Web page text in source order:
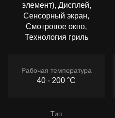
элемент), Дисплей,
Сенсорный экран,
Смотровое окно,
Технология гриль
Рабочая температура
40 - 200 °C
Тип